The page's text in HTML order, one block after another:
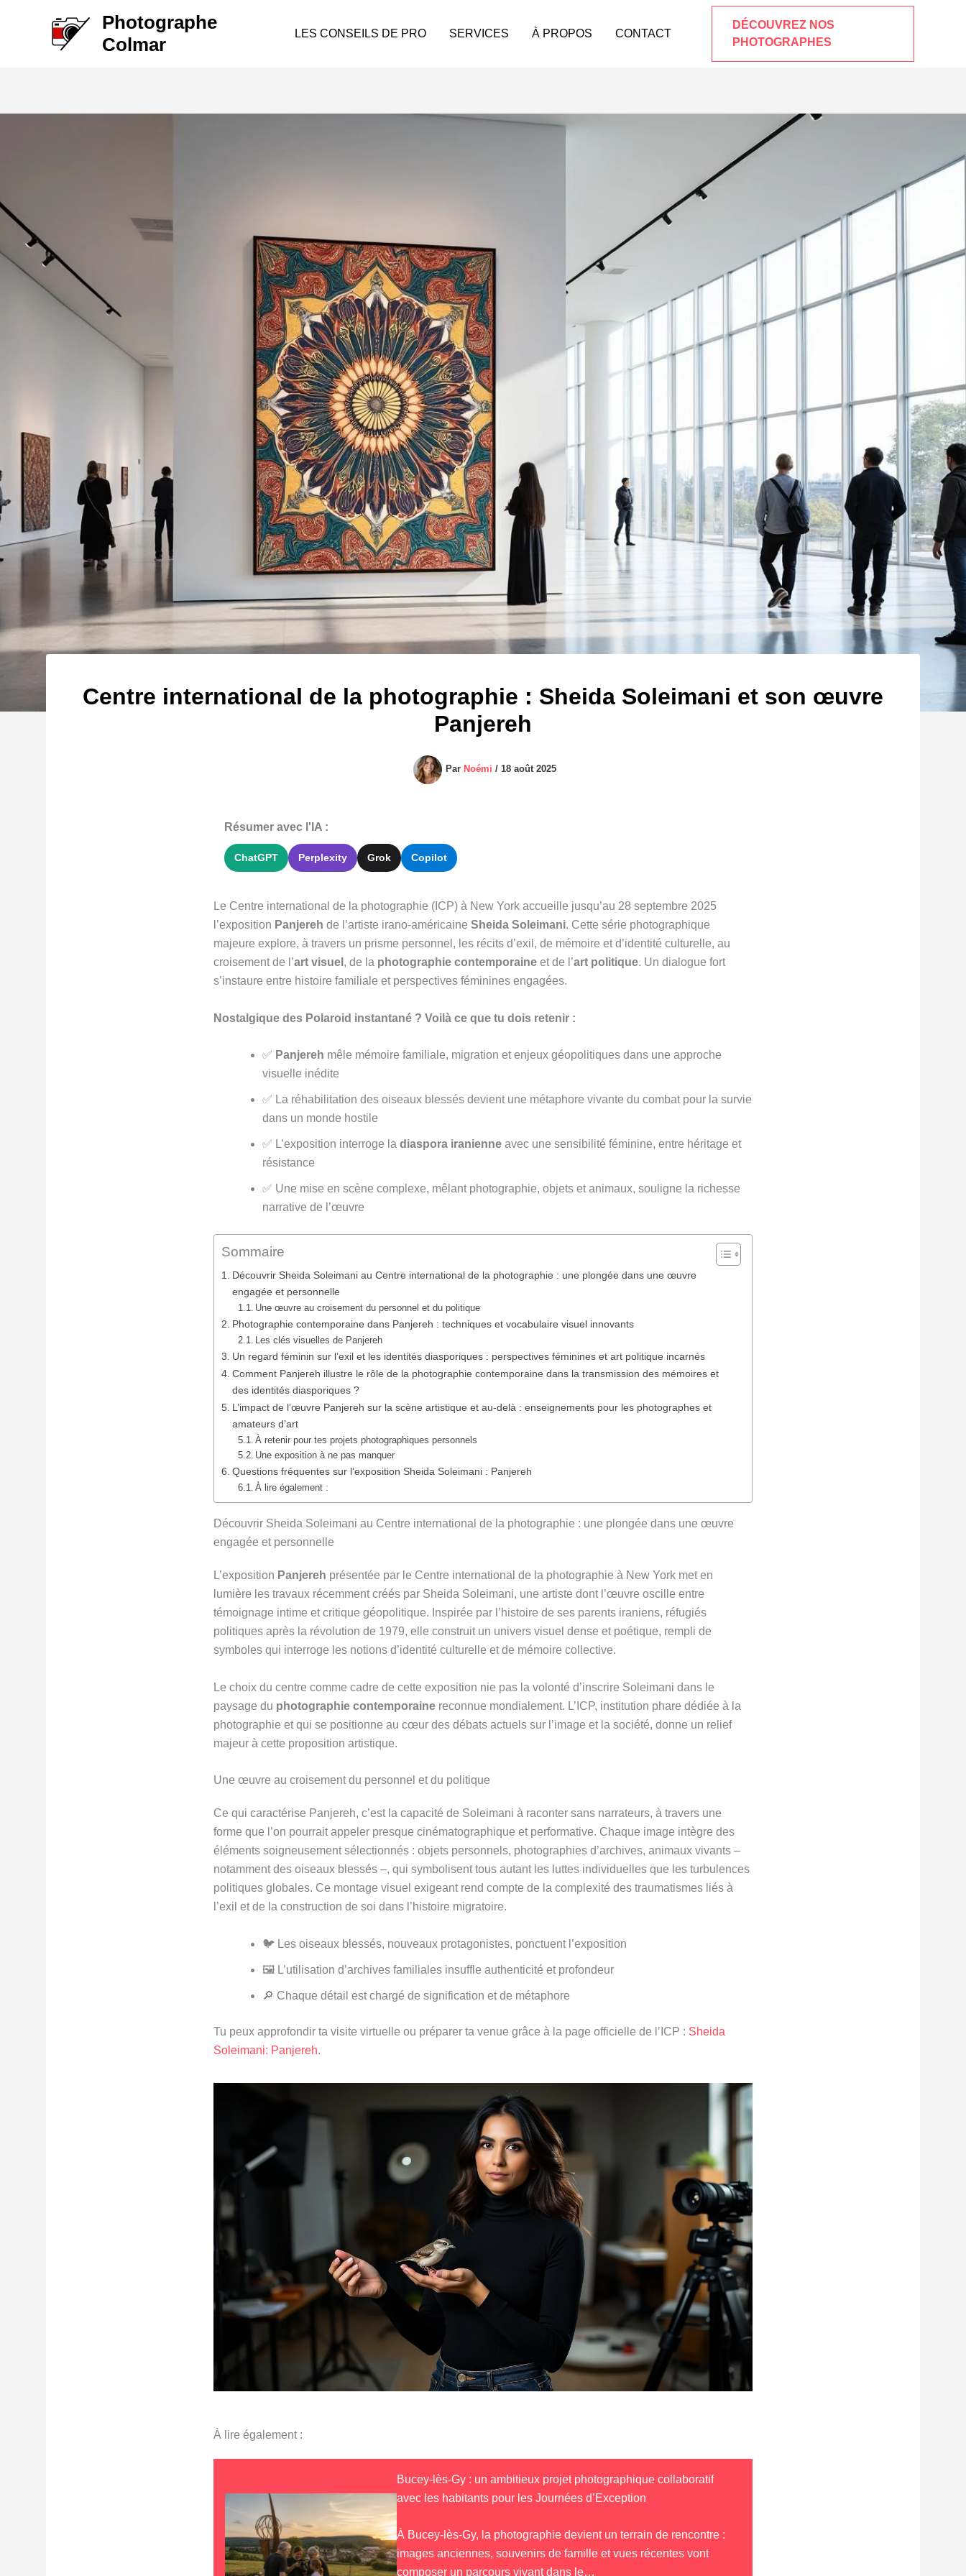
Photographe
Colmar
LES CONSEILS DE PRO SERVICES À PROPOS CONTACT
DÉCOUVREZ NOS
PHOTOGRAPHES
Centre international de la photographie : Sheida Soleimani et son œuvre
Panjereh
Par Noémi / 18 août 2025
Résumer avec l'IA :
ChatGPT Perplexity Grok Copilot
Le Centre international de la photographie (ICP) à New York accueille jusqu’au 28 septembre 2025
l’exposition Panjereh de l’artiste irano-américaine Sheida Soleimani. Cette série photographique
majeure explore, à travers un prisme personnel, les récits d’exil, de mémoire et d’identité culturelle, au
croisement de l’art visuel , de la photographie contemporaine et de l’art politique. Un dialogue fort
s’instaure entre histoire familiale et perspectives féminines engagées.
Nostalgique des Polaroid instantané ? Voilà ce que tu dois retenir :
✅ Panjereh mêle mémoire familiale, migration et enjeux géopolitiques dans une approche
visuelle inédite
✅ La réhabilitation des oiseaux blessés devient une métaphore vivante du combat pour la survie
dans un monde hostile
✅ L’exposition interroge la diaspora iranienne avec une sensibilité féminine, entre héritage et
résistance
✅ Une mise en scène complexe, mêlant photographie, objets et animaux, souligne la richesse
narrative de l’œuvre
Sommaire
Découvrir Sheida Soleimani au Centre international de la photographie : une plongée dans une œuvre
engagée et personnelle
Une œuvre au croisement du personnel et du politique
Photographie contemporaine dans Panjereh : techniques et vocabulaire visuel innovants
Les clés visuelles de Panjereh
Un regard féminin sur l’exil et les identités diasporiques : perspectives féminines et art politique incarnés
Comment Panjereh illustre le rôle de la photographie contemporaine dans la transmission des mémoires et
des identités diasporiques ?
L’impact de l’œuvre Panjereh sur la scène artistique et au-delà : enseignements pour les photographes et
amateurs d’art
À retenir pour tes projets photographiques personnels
Une exposition à ne pas manquer
Questions fréquentes sur l’exposition Sheida Soleimani : Panjereh
À lire également :
Découvrir Sheida Soleimani au Centre international de la photographie : une plongée dans une œuvre
engagée et personnelle
L’exposition Panjereh présentée par le Centre international de la photographie à New York met en
lumière les travaux récemment créés par Sheida Soleimani, une artiste dont l’œuvre oscille entre
témoignage intime et critique géopolitique. Inspirée par l’histoire de ses parents iraniens, réfugiés
politiques après la révolution de 1979, elle construit un univers visuel dense et poétique, rempli de
symboles qui interroge les notions d’identité culturelle et de mémoire collective.
Le choix du centre comme cadre de cette exposition nie pas la volonté d’inscrire Soleimani dans le
paysage du photographie contemporaine reconnue mondialement. L’ICP, institution phare dédiée à la
photographie et qui se positionne au cœur des débats actuels sur l’image et la société, donne un relief
majeur à cette proposition artistique.
Une œuvre au croisement du personnel et du politique
Ce qui caractérise Panjereh, c’est la capacité de Soleimani à raconter sans narrateurs, à travers une
forme que l’on pourrait appeler presque cinématographique et performative. Chaque image intègre des
éléments soigneusement sélectionnés : objets personnels, photographies d’archives, animaux vivants –
notamment des oiseaux blessés –, qui symbolisent tous autant les luttes individuelles que les turbulences
politiques globales. Ce montage visuel exigeant rend compte de la complexité des traumatismes liés à
l’exil et de la construction de soi dans l’histoire migratoire.
🐦 Les oiseaux blessés, nouveaux protagonistes, ponctuent l’exposition
🖼️ L’utilisation d’archives familiales insuffle authenticité et profondeur
🔎 Chaque détail est chargé de signification et de métaphore
Tu peux approfondir ta visite virtuelle ou préparer ta venue grâce à la page officielle de l’ICP : Sheida
Soleimani: Panjereh.
À lire également :
Bucey-lès-Gy : un ambitieux projet photographique collaboratif
avec les habitants pour les Journées d’Exception
À Bucey-lès-Gy, la photographie devient un terrain de rencontre :
images anciennes, souvenirs de famille et vues récentes vont
composer un parcours vivant dans le…